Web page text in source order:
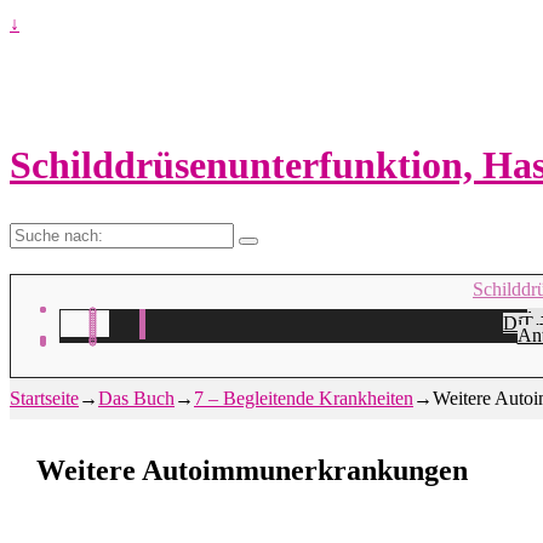
↓
Schilddrüsenunterfunktion,
Suche
Die
Startseite→Das Buch → 7 – Begleitende Krankheiten →Weitere
Weitere Autoimmunerkrankungen